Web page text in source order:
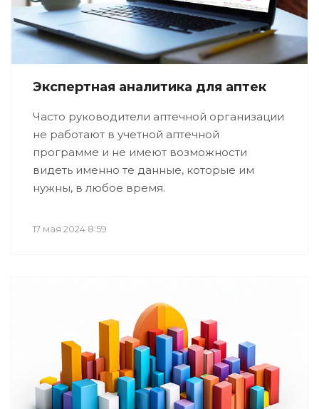
Экспертная аналитика для аптек
Часто руководители аптечной организации
не работают в учетной аптечной
программе и не имеют возможности
видеть именно те данные, которые им
нужны, в любое время.
17 мая 2024 8:59